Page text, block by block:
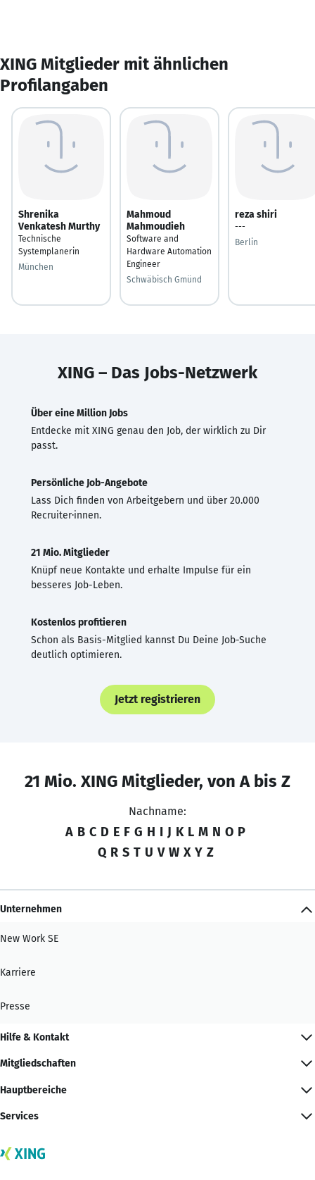
XING Mitglieder mit ähnlichen
Profilangaben
Shrenika
Venkatesh Murthy
Technische
Systemplanerin
München
Mahmoud
Mahmoudieh
Software and
Hardware Automation
Engineer
Schwäbisch Gmünd
reza shiri
---
Berlin
XING – Das Jobs-Netzwerk
Über eine Million Jobs
Entdecke mit XING genau den Job, der wirklich zu Dir
passt.
Persönliche Job-Angebote
Lass Dich finden von Arbeitgebern und über 20.000
Recruiter·innen.
21 Mio. Mitglieder
Knüpf neue Kontakte und erhalte Impulse für ein
besseres Job-Leben.
Kostenlos profitieren
Schon als Basis-Mitglied kannst Du Deine Job-Suche
deutlich optimieren.
Jetzt registrieren
21 Mio. XING Mitglieder, von A bis Z
Nachname:
A B C D E F G H I J K L M N O P
Q R S T U V W X Y Z
Unternehmen
New Work SE
Karriere
Presse
Hilfe & Kontakt
Mitgliedschaften
Hauptbereiche
Services